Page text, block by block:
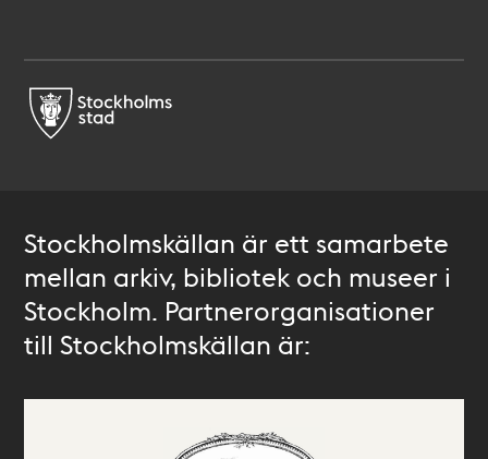
Stockholmskällan är ett samarbete
mellan arkiv, bibliotek och museer i
Stockholm. Partnerorganisationer
till Stockholmskällan är: